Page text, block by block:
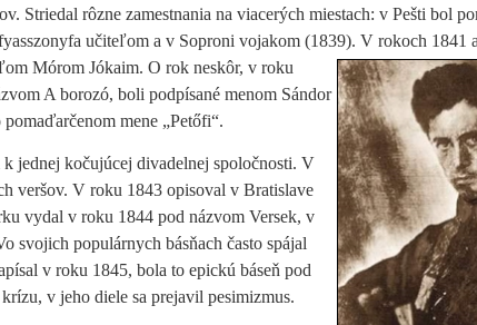
Striedal rôzne zamestnania na viacerých miestach: v Pešti bol
učiteľom a v Soproni vojakom (1839). V rokoch 1841
Mórom Jókaim. O rok neskôr, v roku
A borozó, boli podpísané menom Sándor
mene „Petőfi“.
jednej kočujúcej divadelnej spoločnosti. V
veršov. V roku 1843 opisoval v Bratislave
vydal v roku 1844 pod názvom Versek, v
svojich populárnych básňach často spájal
v roku 1845, bola to epickú báseň pod
v jeho diele sa prejavil pesimizmus.